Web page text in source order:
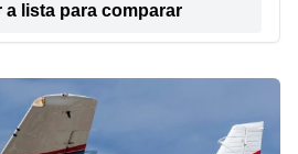
lista para comparar